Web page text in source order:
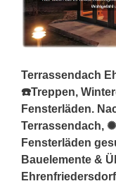
Terrassendach
☎️Treppen,
Fensterläden.
Terrassendach,
Fensterläden
Bauelemente &